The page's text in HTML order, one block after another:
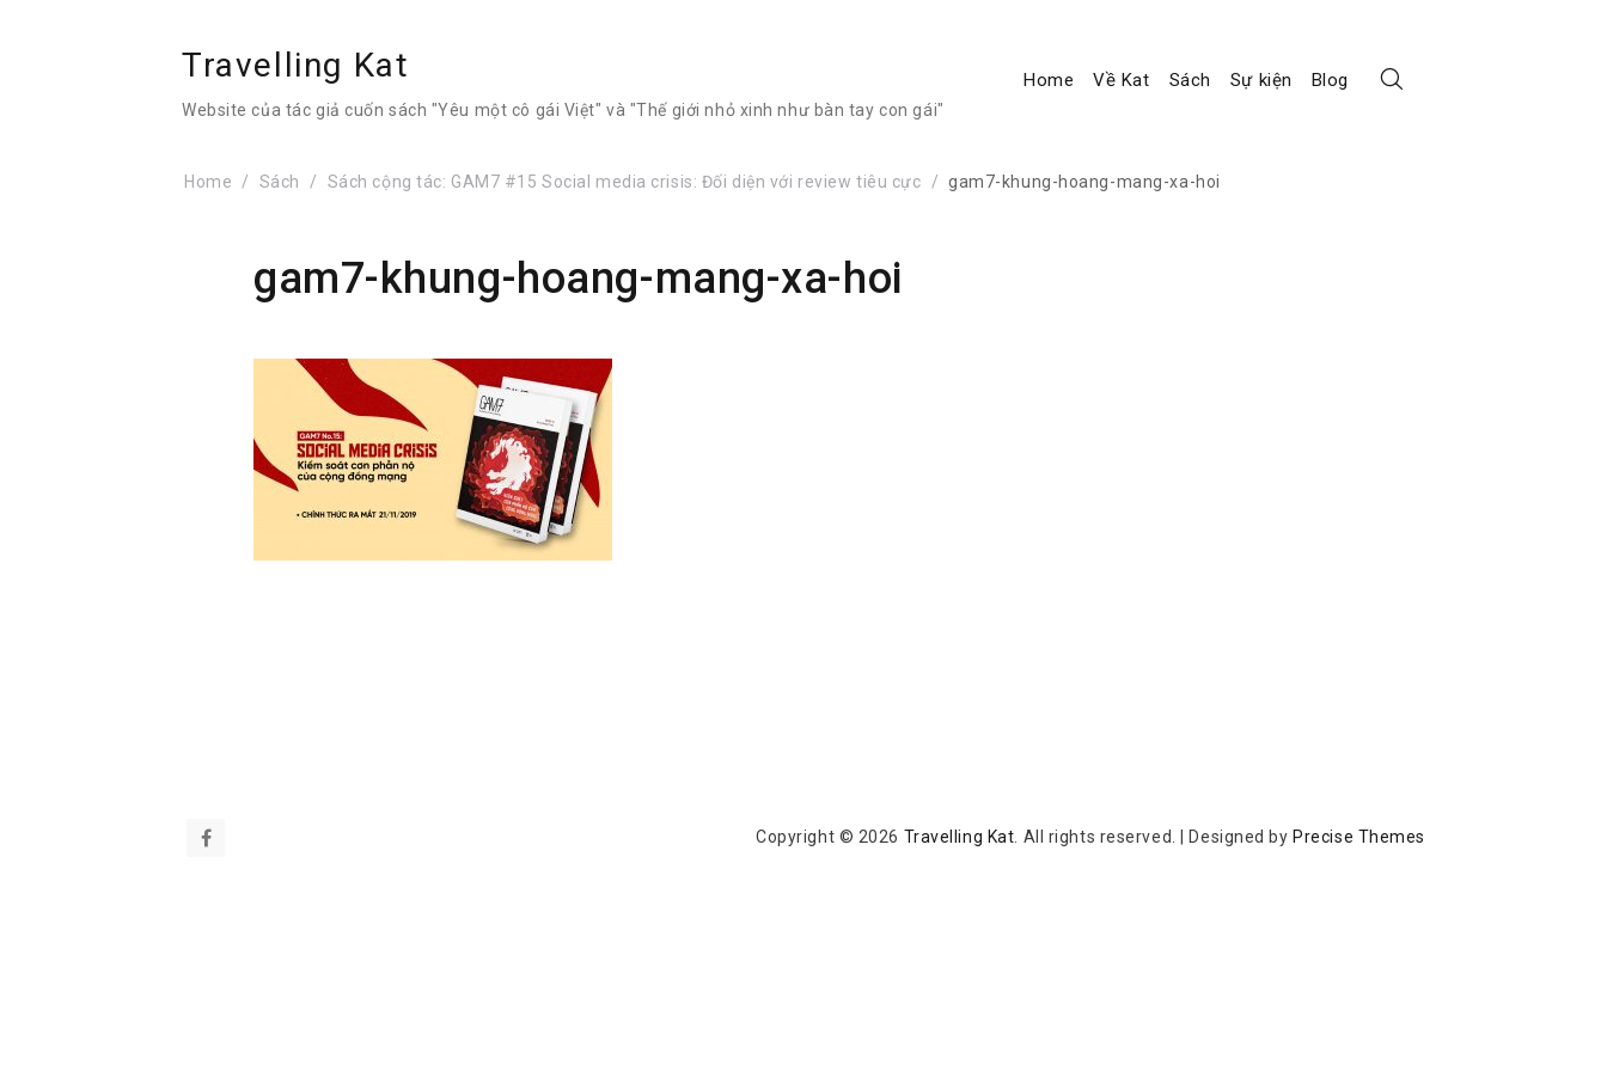
Travelling Kat
Website của tác giả cuốn sách "Yêu một cô gái Việt" và "Thế giới nhỏ xinh như bàn tay con gái"
Home Về Kat Sách Sự kiện Blog
Home Sách Sách cộng tác: GAM7 #15 Social media crisis: Đối diện với review tiêu cực gam7-khung-hoang-mang-xa-hoi
gam7-khung-hoang-mang-xa-hoi
Copyright © 2026 Travelling Kat . All rights reserved. Designed by Precise Themes